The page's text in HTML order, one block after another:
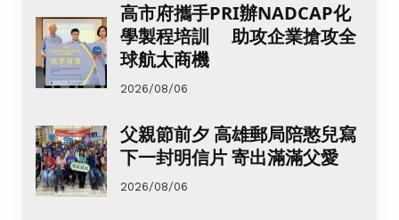
高市府攜手PRI辦NADCAP化
學製程培訓 助攻企業搶攻全
球航太商機
2026/08/06
父親節前夕 高雄郵局陪憨兒寫
下一封明信片 寄出滿滿父愛
2026/08/06